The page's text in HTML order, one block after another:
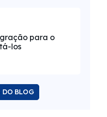
para o
los
BLOG